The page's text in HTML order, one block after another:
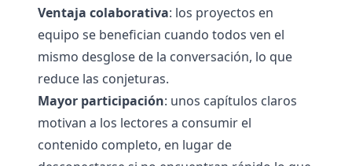
Ventaja colaborativa: los proyectos en
equipo se benefician cuando todos ven el
mismo desglose de la conversación, lo que
reduce las conjeturas.
Mayor participación: unos capítulos claros
motivan a los lectores a consumir el
contenido completo, en lugar de